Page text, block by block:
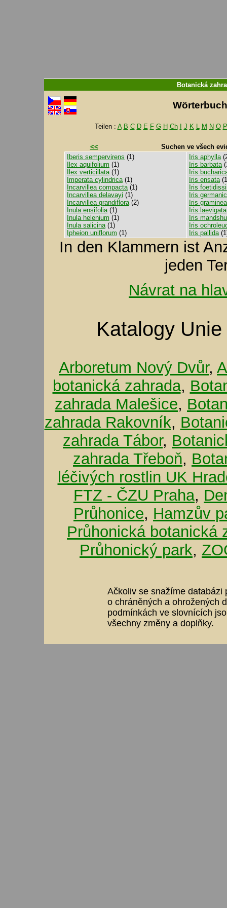
Botanická
Teilen : A B C D E F G H Ch J K L M N O P
<<
Suchen ve všech
Iberis sempervirens (1)
Ilex aquifolium (1)
Ilex verticillata(1)
Imperata cylindrica(1)
Incarvillea compacta(1)
Incarvillea delavayi (1)
Incarvillea grandiflora(2)
Inula ensifolia(1)
Inula helenium (1)
Inula salicina(1)
Ipheion uniflorum (1)
Iris aphylla
Iris barbata
Iris
Iris ensata
Iris
Iris
Iris graminea
Iris laevigata
Iris
Iris
Iris pallida
In den Klammern ist
jeden
Návrat na
Katalogy
Arboretum Nový Dvůr,
botanická zahrada,
zahrada Malešice,
zahrada Rakovník,
zahrada Tábor,
zahrada Třeboň,
léčivých rostlin UK
FTZ - ČZU Praha,
Průhonice, Hamzův
Průhonická botanická
Průhonický park,
Ačkoliv se snažíme databázi
o chráněných a ohrožených
podmínkách ve slovnících
všechny změny a doplňky.